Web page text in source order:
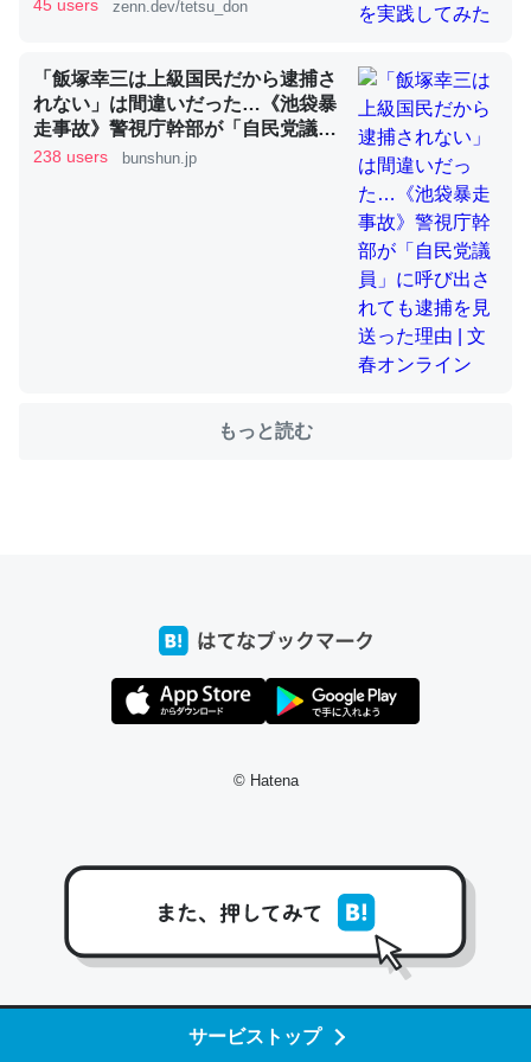
サービストップ
これを元に考えるとカルシウムを大量に使う脊椎動物と貝
類は苦労してるんだな…。腹足類だと殻を無くしてナメク
ジになったり努力してるし。
─ニュース :: 【研究発表】昆虫学の大問題＝「昆虫はなぜ海にいな
ウチもEchoを実家に置いて４年。でたまに覗いてる。ぼ
ちぼちRingも置こうかと画策中。あと、Googleマップで
これ見て生きてるなって分かる。
ちょうど同じ理由でEcho Show 8を設定中でした。Prime
とかSpotifyを支払う孝行もできる。一生で親と会える残
り時間を日数にすると1週間とかの人が多いそうだけど、
それを実質100倍以上に伸ばす効果があるはず……
コミュニケーションが劇的に変化した｜tayorini by LIFULL介護
私も3年前ぐらいに祖母の家に設置した。ポケットWifiみ
たいなのでネット環境作ったけどAlexaしか使わないので
https://toyoshi.hatenablog.com/entry/2019/05/15/1805
45 users zenn.dev/tetsu_don
「飯塚幸三は上級国民だから逮捕さ
れない」は間違いだった…《池袋暴
走事故》警視庁幹部が「自民党議
員」に呼び出されても逮捕を見送っ
238 users bunshun.jp
もっと読む
© Hatena